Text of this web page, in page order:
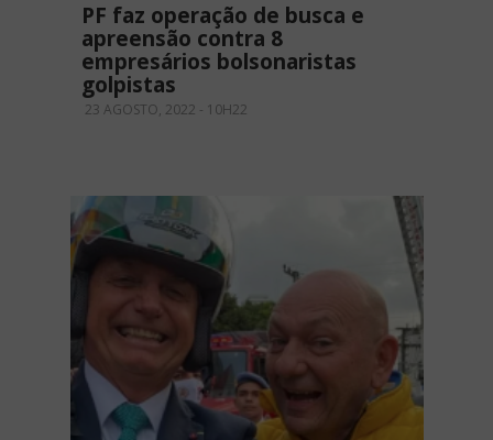
PF faz operação de busca e
apreensão contra 8
empresários bolsonaristas
golpistas
23 AGOSTO, 2022 - 10H22